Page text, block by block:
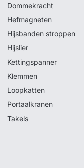
Dommekracht
Hefmagneten
Hijsbanden stroppen
Hijslier
Kettingspanner
Klemmen
Loopkatten
Portaalkranen
Takels